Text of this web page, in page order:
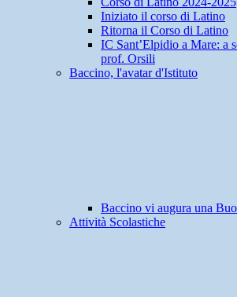
Iniziato il corso di Latino
Ritorna il Corso di Latino
IC Sant’Elpidio a Mare: a
prof. Orsili
Baccino, l'avatar d'Istituto
Baccino vi augura una
Attività Scolastiche